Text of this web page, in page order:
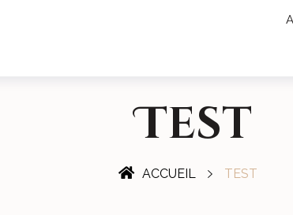
Test
ACCUEIL TEST